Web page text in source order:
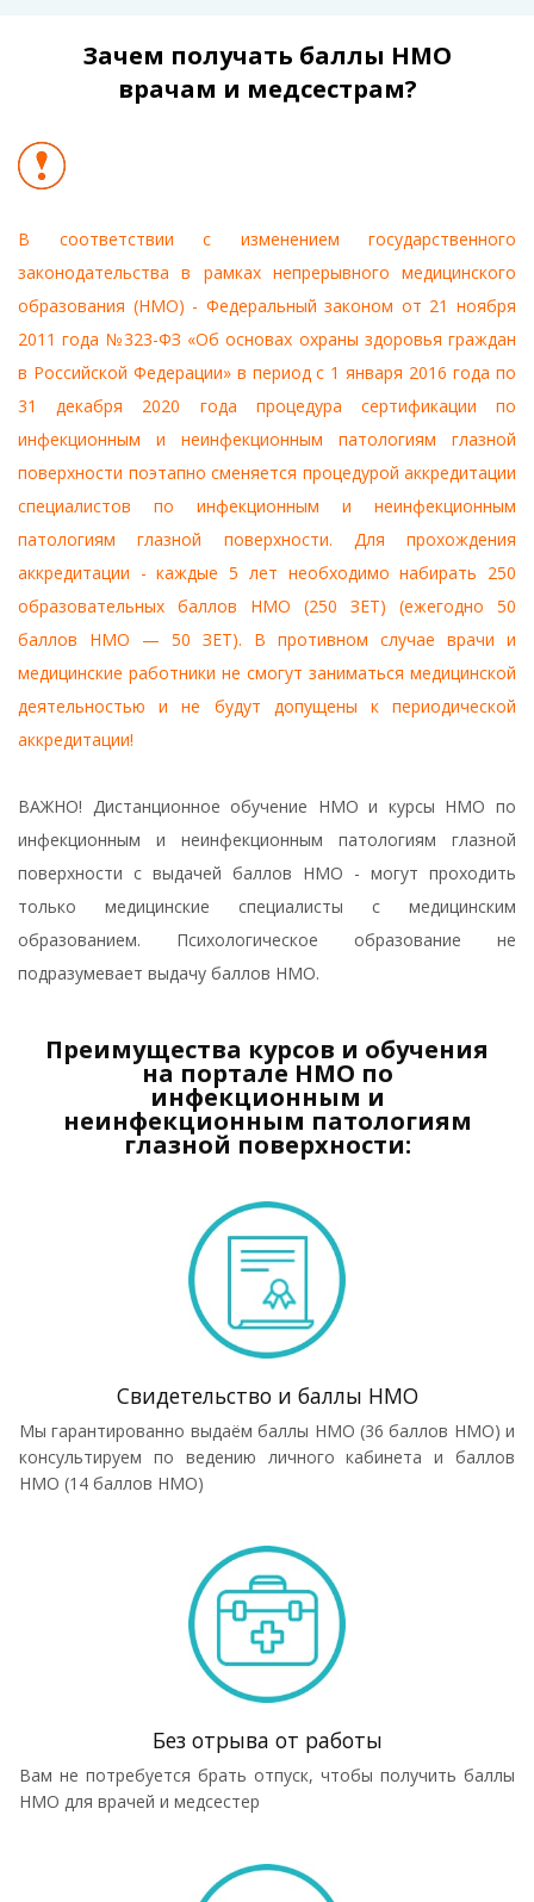
Зачем получать баллы НМО
врачам и медсестрам?
В соответствии с изменением государственного
законодательства в рамках непрерывного медицинского
образования (НМО) - Федеральный законом от 21 ноября
2011 года №323-ФЗ «Об основах охраны здоровья граждан
в Российской Федерации» в период с 1 января 2016 года по
31 декабря 2020 года процедура сертификации по
инфекционным и неинфекционным патологиям глазной
поверхности поэтапно сменяется процедурой аккредитации
специалистов по инфекционным и неинфекционным
патологиям глазной поверхности. Для прохождения
аккредитации - каждые 5 лет необходимо набирать 250
образовательных баллов НМО (250 ЗЕТ) (ежегодно 50
баллов НМО — 50 ЗЕТ). В противном случае врачи и
медицинские работники не смогут заниматься медицинской
деятельностью и не будут допущены к периодической
аккредитации!
ВАЖНО! Дистанционное обучение НМО и курсы НМО по
инфекционным и неинфекционным патологиям глазной
поверхности с выдачей баллов НМО - могут проходить
только медицинские специалисты с медицинским
образованием. Психологическое образование не
подразумевает выдачу баллов НМО.
Преимущества курсов и обучения
на портале НМО по
инфекционным и
неинфекционным патологиям
глазной поверхности:
Свидетельство и баллы НМО
Мы гарантированно выдаём баллы НМО (36 баллов НМО) и
консультируем по ведению личного кабинета и баллов
НМО (14 баллов НМО)
Без отрыва от работы
Вам не потребуется брать отпуск, чтобы получить баллы
НМО для врачей и медсестер